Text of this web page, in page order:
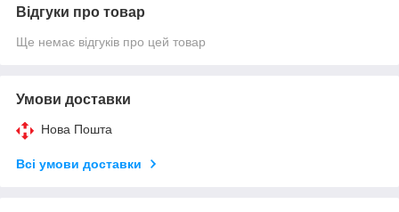
Відгуки про товар
Ще немає відгуків про цей товар
Умови доставки
Нова Пошта
Всі умови доставки